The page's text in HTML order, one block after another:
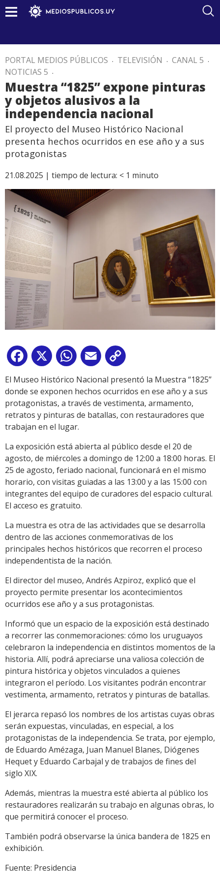
PORTAL MEDIOS PÚBLICOS . TELEVISIÓN . CANAL 5 .
NOTICIAS 5 .
Muestra “1825” expone pinturas
y objetos alusivos a la
independencia nacional
El proyecto del Museo Histórico Nacional
presenta hechos ocurridos en ese año y a sus
protagonistas
21.08.2025 | tiempo de lectura: < 1 minuto
Facebook
X WhatsApp
Email
Link
El Museo Histórico Nacional presentó la Muestra “1825”
donde se exponen hechos ocurridos en ese año y a sus
protagonistas, a través de vestimenta, armamento,
retratos y pinturas de batallas, con restauradores que
trabajan en el lugar.
La exposición está abierta al público desde el 20 de
agosto, de miércoles a domingo de 12:00 a 18:00 horas. El
25 de agosto, feriado nacional, funcionará en el mismo
horario, con visitas guiadas a las 13:00 y a las 15:00 con
integrantes del equipo de curadores del espacio cultural.
El acceso es gratuito.
La muestra es otra de las actividades que se desarrolla
dentro de las acciones conmemorativas de los
principales hechos históricos que recorren el proceso
independentista de la nación.
El director del museo, Andrés Azpiroz, explicó que el
proyecto permite presentar los acontecimientos
ocurridos ese año y a sus protagonistas.
Informó que un espacio de la exposición está destinado
a recorrer las conmemoraciones: cómo los uruguayos
celebraron la independencia en distintos momentos de la
historia. Allí, podrá apreciarse una valiosa colección de
pintura histórica y objetos vinculados a quienes
integraron el período. Los visitantes podrán encontrar
vestimenta, armamento, retratos y pinturas de batallas.
El jerarca repasó los nombres de los artistas cuyas obras
serán expuestas, vinculadas, en especial, a los
protagonistas de la independencia. Se trata, por ejemplo,
de Eduardo Amézaga, Juan Manuel Blanes, Diógenes
Hequet y Eduardo Carbajal y de trabajos de fines del
siglo XIX.
Además, mientras la muestra esté abierta al público los
restauradores realizarán su trabajo en algunas obras, lo
que permitirá conocer el proceso.
También podrá observarse la única bandera de 1825 en
exhibición.
Fuente: Presidencia